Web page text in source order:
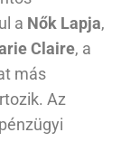
a Nők Lapja,
Claire, a
más
Az